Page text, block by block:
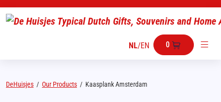
NL/EN 0
DeHuisjes / Our Products / Kaasplank Amsterdam